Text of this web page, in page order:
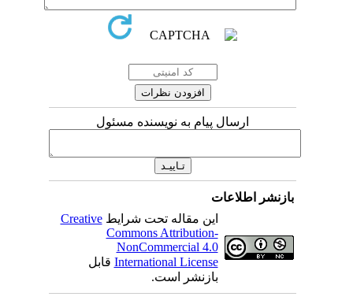
ارسال پیام به نویسنده مسئول
بازنشر اطلاعات
این مقاله تحت شرایطCreative
Commons Attribution-
NonCommercial 4.0
International Licenseقابل
بازنشر است.